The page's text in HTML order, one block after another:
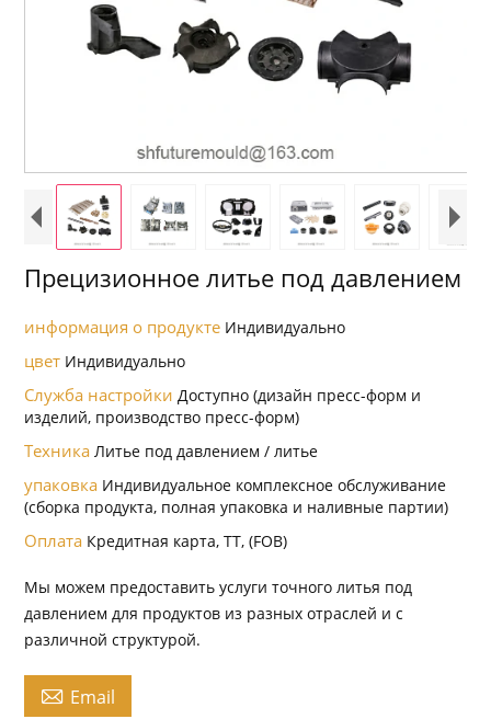
Прецизионное литье под давлением
информация о продукте Индивидуально
цвет Индивидуально
Служба настройки Доступно (дизайн пресс-форм и
изделий, производство пресс-форм)
Техника Литье под давлением / литье
упаковка Индивидуальное комплексное обслуживание
(сборка продукта, полная упаковка и наливные партии)
Оплата Кредитная карта, TT, (FOB)
Мы можем предоставить услуги точного литья под
давлением для продуктов из разных отраслей и с
различной структурой.
 Email